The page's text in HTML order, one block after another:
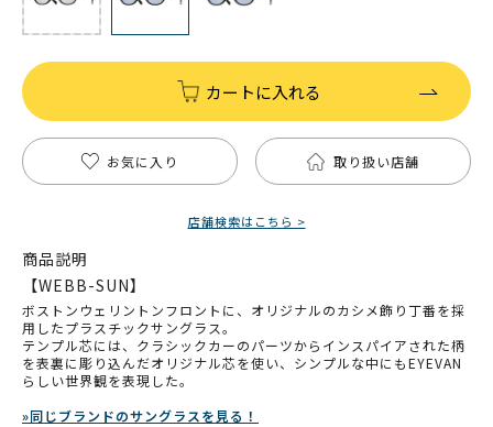
カートに入れる
お気に入り 取り扱い店舗
店舗検索はこちら >
商品説明
【WEBB-SUN】
ボストンウェリントンフロントに、オリジナルのカシメ飾り丁番を採
用したプラスチックサングラス。
テンプル芯には、クラシックカーのパーツからインスパイアされた柄
を表裏に彫り込んだオリジナル芯を使い、シンプルな中にもEYEVAN
らしい世界観を表現した。
»同じブランドのサングラスを見る！